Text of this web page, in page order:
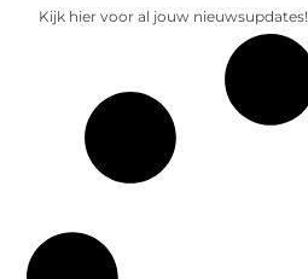
Kijk hier voor al jouw nieuwsupdates!